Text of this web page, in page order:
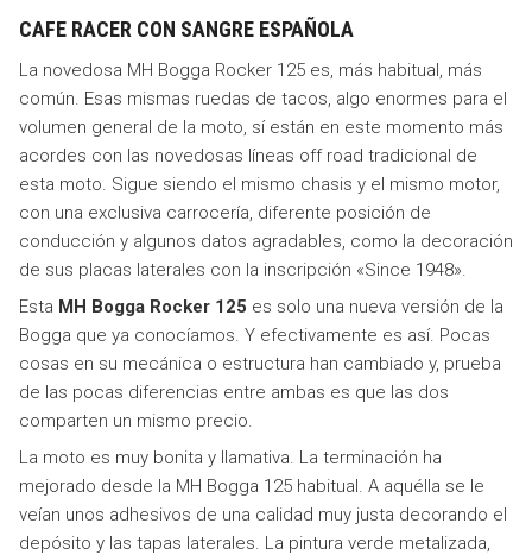
CAFE RACER CON SANGRE ESPAÑOLA
La novedosa MH Bogga Rocker 125 es, más habitual, más
común. Esas mismas ruedas de tacos, algo enormes para el
volumen general de la moto, sí están en este momento más
acordes con las novedosas líneas off road tradicional de
esta moto. Sigue siendo el mismo chasis y el mismo motor,
con una exclusiva carrocería, diferente posición de
conducción y algunos datos agradables, como la decoración
de sus placas laterales con la inscripción «Since 1948».
Esta MH Bogga Rocker 125 es solo una nueva versión de la
Bogga que ya conocíamos. Y efectivamente es así. Pocas
cosas en su mecánica o estructura han cambiado y, prueba
de las pocas diferencias entre ambas es que las dos
comparten un mismo precio.
La moto es muy bonita y llamativa. La terminación ha
mejorado desde la MH Bogga 125 habitual. A aquélla se le
veían unos adhesivos de una calidad muy justa decorando el
depósito y las tapas laterales. La pintura verde metalizada,